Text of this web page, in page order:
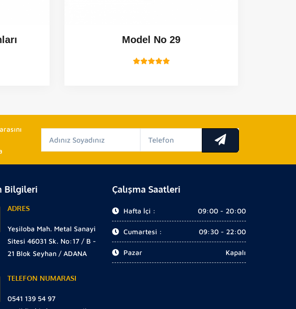
Model No 29
Bilgileri
ADRES
Yeşiloba Mah. Metal Sanayi
Sitesi 46031 Sk. No:17 / B -
21 Blok Seyhan / ADANA
TELEFON NUMARASI
0541 139 54 97
Çalışma Saatleri
Hafta İçi : 09:00 - 20:00
Cumartesi : 09:30 - 22:00
Pazar Kapalı